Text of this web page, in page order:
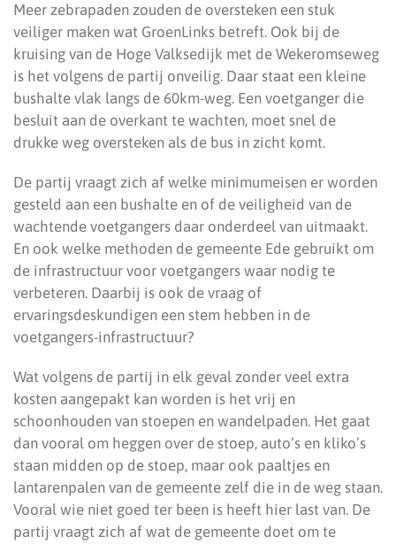
Meer zebrapaden zouden de oversteken een stuk
veiliger maken wat GroenLinks betreft. Ook bij de
kruising van de Hoge Valksedijk met de Wekeromseweg
is het volgens de partij onveilig. Daar staat een kleine
bushalte vlak langs de 60km-weg. Een voetganger die
besluit aan de overkant te wachten, moet snel de
drukke weg oversteken als de bus in zicht komt.
De partij vraagt zich af welke minimumeisen er worden
gesteld aan een bushalte en of de veiligheid van de
wachtende voetgangers daar onderdeel van uitmaakt.
En ook welke methoden de gemeente Ede gebruikt om
de infrastructuur voor voetgangers waar nodig te
verbeteren. Daarbij is ook de vraag of
ervaringsdeskundigen een stem hebben in de
voetgangers-infrastructuur?
Wat volgens de partij in elk geval zonder veel extra
kosten aangepakt kan worden is het vrij en
schoonhouden van stoepen en wandelpaden. Het gaat
dan vooral om heggen over de stoep, auto’s en kliko’s
staan midden op de stoep, maar ook paaltjes en
lantarenpalen van de gemeente zelf die in de weg staan.
Vooral wie niet goed ter been is heeft hier last van. De
partij vraagt zich af wat de gemeente doet om te